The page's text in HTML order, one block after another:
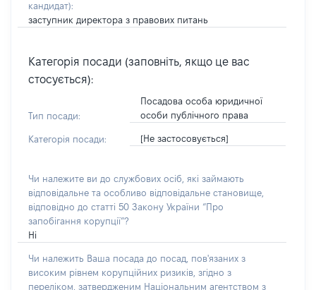
кандидат):
заступник директора з правових питань
Категорія посади (заповніть, якщо це вас
стосується):
Тип посади:
Посадова особа юридичної
особи публічного права
Категорія посади: [Не застосовується]
Чи належите ви до службових осіб, які займають
відповідальне та особливо відповідальне становище,
відповідно до статті 50 Закону України “Про
запобігання корупції”?
Ні
Чи належить Ваша посада до посад, пов'язаних з
високим рівнем корупційних ризиків, згідно з
переліком, затвердженим Національним агентством з